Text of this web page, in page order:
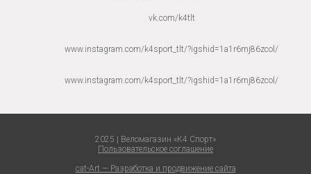
vk.com/k4tlt
www.instagram.com/k4sport_tlt/?igshid=1a1r6mj86zcol/
www.instagram.com/k4sport_tlt/?igshid=1a1r6mj86zcol/
2025 | Веломагазин «К4 Спорт»
Пользовательское соглашение
cat-Art — Разработка и продвижение сайта